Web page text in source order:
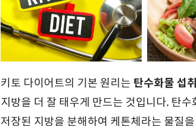
키토 다이어트의 기본 원리는 탄수화물 섭
지방을 더 잘 태우게 만드는 것입니다. 탄
저장된 지방을 분해하여 케톤체라는 물질